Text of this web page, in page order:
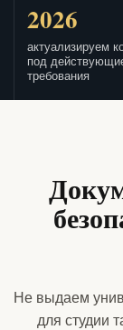
2026
актуализируем
под
требования
Не выдаем
для студии